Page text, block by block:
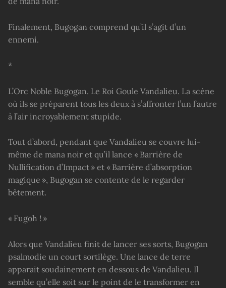
Finalement, Bugogan comprend qu’il s’agit d’un
ennemi.
*
L’Orc Noble Bugogan. Le Roi Goule Vandalieu. La scène
où ils se préparent tous les deux à s’affronter l’un l’autre
à l’air incroyablement stupide.
Tout d’abord, pendant que Vandalieu se couvre lui-
même de mana noir et qu’il lance « Barrière de
Nullification d’Impact » et « Barrière d’absorption
magique », Bugogan se contente de le regarder
bêtement.
« Fugoh ! »
Alors que Vandalieu finit de lancer ses sorts, Bugogan
psalmodie un court sortilège. Une lance de terre
apparait soudainement en dessous de Vandalieu. Il
semble qu’elle soit sur le point de le transformer en